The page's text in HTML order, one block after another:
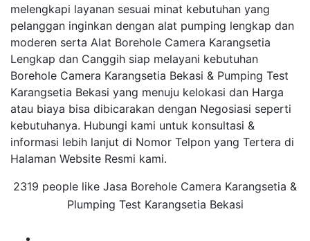
melengkapi layanan sesuai minat kebutuhan yang
pelanggan inginkan dengan alat pumping lengkap dan
moderen serta Alat Borehole Camera Karangsetia
Lengkap dan Canggih siap melayani kebutuhan
Borehole Camera Karangsetia Bekasi & Pumping Test
Karangsetia Bekasi yang menuju kelokasi dan Harga
atau biaya bisa dibicarakan dengan Negosiasi seperti
kebutuhanya. Hubungi kami untuk konsultasi &
informasi lebih lanjut di Nomor Telpon yang Tertera di
Halaman Website Resmi kami.
2319 people like Jasa Borehole Camera Karangsetia &
Plumping Test Karangsetia Bekasi